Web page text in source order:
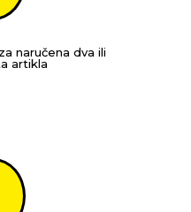
naručena dva ili
artikla